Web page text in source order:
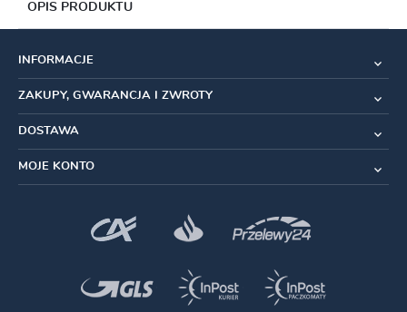
OPIS PRODUKTU
Szerokość : 135 mm
Szyny
Materiał
: Czarny
INFORMACJE
ZAKUPY, GWARANCJA I ZWROTY
DOSTAWA
MOJE KONTO